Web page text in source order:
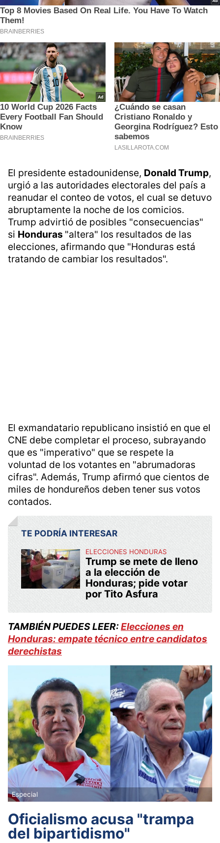
El presidente estadounidense, Donald Trump,
urgió a las autoridades electorales del país a
reanudar el conteo de votos, el cual se detuvo
abruptamente la noche de los comicios.
Trump advirtió de posibles "consecuencias"
si Honduras "altera" los resultados de las
elecciones, afirmando que "Honduras está
tratando de cambiar los resultados".
El exmandatario republicano insistió en que el
CNE debe completar el proceso, subrayando
que es "imperativo" que se respete la
voluntad de los votantes en "abrumadoras
cifras". Además, Trump afirmó que cientos de
miles de hondureños deben tener sus votos
contados.
TE PODRÍA INTERESAR
ELECCIONES HONDURAS
Trump se mete de lleno
a la elección de
Honduras; pide votar
por Tito Asfura
TAMBIÉN PUEDES LEER:Elecciones en
Honduras: empate técnico entre candidatos
derechistas
Especial
Oficialismo acusa "trampa
del bipartidismo"